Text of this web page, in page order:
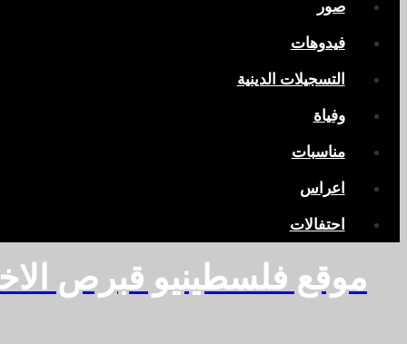
صور
فيدوهات
التسجيلات الدينية
وفياة
مناسبات
اعراس
احتفالات
موقع فلسطينيو قبرص